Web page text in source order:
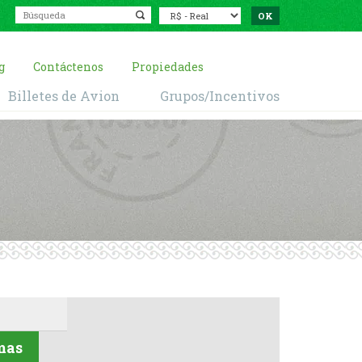
Contáctenos Propiedades
Billetes de Avion Grupos/Incentivos